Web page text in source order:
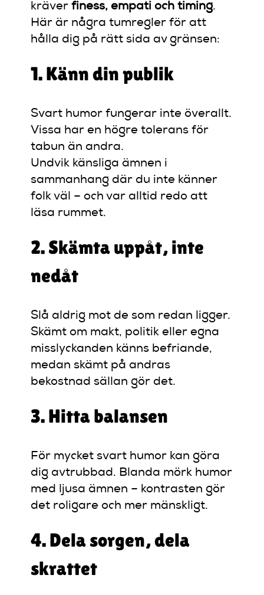
kräverfiness, empati och timing.
Här är några tumregler för att
hålla dig på rätt sida av gränsen:
1. Känn din publik
Svart humor fungerar inte överallt.
Vissa har en högre tolerans för
tabun än andra.
Undvik känsliga ämnen i
sammanhang där du inte känner
folk väl – och var alltid redo att
läsa rummet.
2. Skämta uppåt, inte
nedåt
Slå aldrig mot de som redan ligger.
Skämt om makt, politik eller egna
misslyckanden känns befriande,
medan skämt på andras
bekostnad sällan gör det.
3. Hitta balansen
För mycket svart humor kan göra
dig avtrubbad. Blanda mörk humor
med ljusa ämnen – kontrasten gör
det roligare och mer mänskligt.
4. Dela sorgen, dela
skrattet